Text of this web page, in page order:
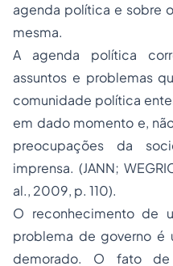
agenda política e sobre
mesma.
A agenda política
assuntos e problemas
comunidade política
em dado momento e,
preocupações da
imprensa. (JANN;
al., 2009, p. 110).
O reconhecimento de
problema de governo é
demorado. O fato